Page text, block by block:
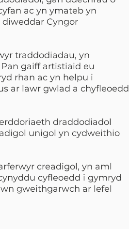
ac yn ymateb yn
Cyngor
traddodiadau, yn
gaiff artistiaid eu
rhan ac yn helpu i
ar lawr gwlad a chyfleoedd
draddodiadol
unigol yn cydweithio
creadigol, yn aml
cyfleoedd i gymryd
gweithgarwch ar lefel